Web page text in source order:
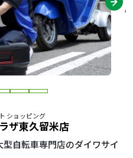
ショッピング
ザ東久留米店
自転車専門店のダイワサイ